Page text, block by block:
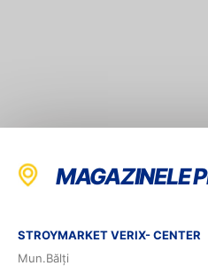
MAGAZINELE
STROYMARKET VERIX- CENTER
Mun.Bălți